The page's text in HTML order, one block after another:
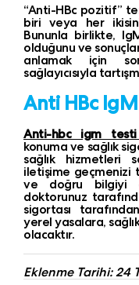
“Anti-HBc pozitif”
biri veya her
Bununla birlikte,
olduğunu ve
anlamak için
sağlayıcısıyla
Anti HBc
Anti-hbc igm testi
konuma ve sağlık
sağlık hizmetleri
iletişime geçmenizi
ve doğru bilgiyi
doktorunuz
sigortası
yerel yasalara,
olacaktır.
Eklenme Tarihi: 24